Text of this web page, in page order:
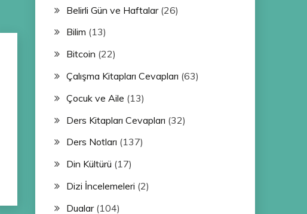
Belirli Gün ve Haftalar(26)
Bilim (13)
Bitcoin (22)
Çalışma Kitapları Cevapları (63)
Çocuk ve Aile (13)
Ders Kitapları Cevapları (32)
Ders Notları (137)
Din Kültürü (17)
Dizi İncelemeleri (2)
Dualar(104)